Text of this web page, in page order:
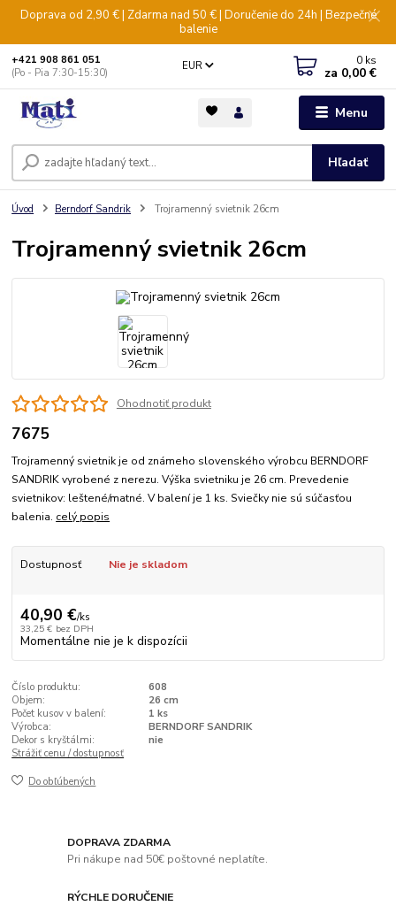
Doprava od 2,90 € | Zdarma nad 50 € | Doručenie do 24h | Bezpečné
balenie
Menu
EUR
Hľadať
+421 908 861 051
(Po - Pia 7:30-15:30)
0 ks
za 0,00 €
Úvod Berndorf Sandrik Trojramenný svietnik 26cm
Trojramenný svietnik 26cm
Ohodnotiť produkt
7675
Trojramenný svietnik je od známeho slovenského výrobcu BERNDORF
SANDRIK vyrobené z nerezu. Výška svietniku je 26 cm. Prevedenie
svietnikov: leštené/matné. V balení je 1 ks. Sviečky nie sú súčasťou
balenia. celý popis
Dostupnosť Nie je skladom
40,90 €/ks
33,25 € bez DPH
Momentálne nie je k dispozícii
Číslo produktu:
608
Objem:
26 cm
Počet kusov v balení:
1 ks
Výrobca:
BERNDORF SANDRIK
Dekor s kryštálmi:
nie
Strážiť cenu / dostupnosť
Do obľúbených
DOPRAVA ZDARMA
Pri nákupe nad 50€ poštovné neplatíte.
RÝCHLE DORUČENIE